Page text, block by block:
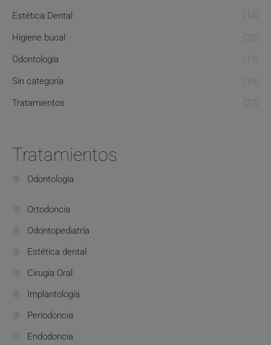
Estética Dental
(14)
Higiene bucal
(20)
Odontología
(15)
Sin categoría
(19)
Tratamientos
(27)
Tratamientos
Odontología
Ortodoncia
Odontopediatría
Estética dental
Cirugía Oral
Implantología
Periodoncia
Endodoncia